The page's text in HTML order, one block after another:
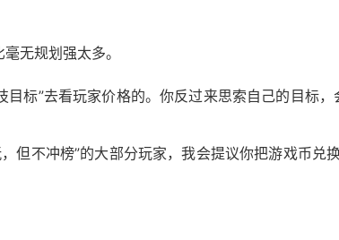
无规划强太多。
标”去看玩家价格的。你反过来思索自己的目标，
但不冲榜”的大部分玩家，我会提议你把游戏币兑